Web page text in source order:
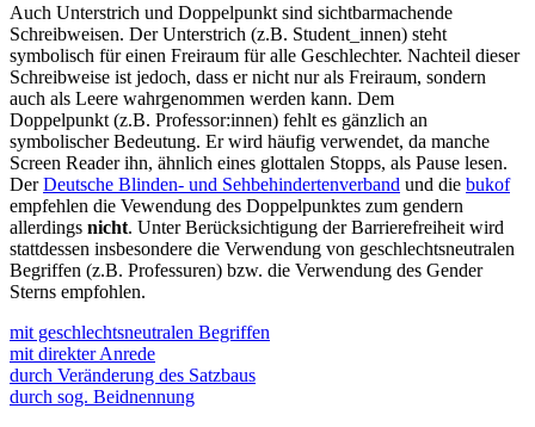
Auch Unterstrich und Doppelpunkt sind sichtbarmachende
Schreibweisen. Der Unterstrich (z.B. Student_innen) steht
symbolisch für einen Freiraum für alle Geschlechter. Nachteil dieser
Schreibweise ist jedoch, dass er nicht nur als Freiraum, sondern
auch als Leere wahrgenommen werden kann. Dem
Doppelpunkt (z.B. Professor:innen) fehlt es gänzlich an
symbolischer Bedeutung. Er wird häufig verwendet, da manche
Screen Reader ihn, ähnlich eines glottalen Stopps, als Pause lesen.
DerDeutsche Blinden- und Sehbehindertenverband und die bukof
empfehlen die Vewendung des Doppelpunktes zum gendern
allerdings nicht. Unter Berücksichtigung der Barrierefreiheit wird
stattdessen insbesondere die Verwendung von geschlechtsneutralen
Begriffen (z.B. Professuren) bzw. die Verwendung des Gender
Sterns empfohlen.
mit geschlechtsneutralen Begriffen
Neben der Möglichkeit, Geschlecht sprachlich sichtbar zu machen,
kann es auch sinnvoll sein, Geschlechter sprachlich zu
mit direkter Anrede
Mit Verwendung der direkten Anrede kann häufig auf
durch Veränderung des Satzbaus
durch sog. Beidnennung